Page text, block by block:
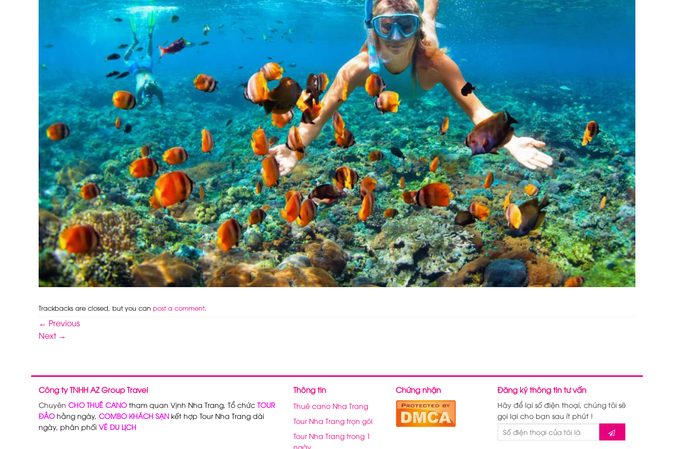
Trackbacks are closed, but you can post a comment.
← Previous
Next →
Công ty TNHH AZ Group Travel
Chuyên CHO THUÊ CANO tham quan Vịnh Nha Trang, Tổ chức TOUR
ĐẢO hằng ngày, COMBO KHÁCH SẠN kết hợp Tour Nha Trang dài
ngày, phân phối VÉ DU LỊCH
Thông tin
Thuê cano Nha Trang
Tour Nha Trang trọn gói
Tour Nha Trang trong 1
ngày
Chứng nhận Đăng ký thông tin tư vấn
Hãy để lại số điện thoại, chúng tôi sẽ
gọi lại cho bạn sau ít phút !